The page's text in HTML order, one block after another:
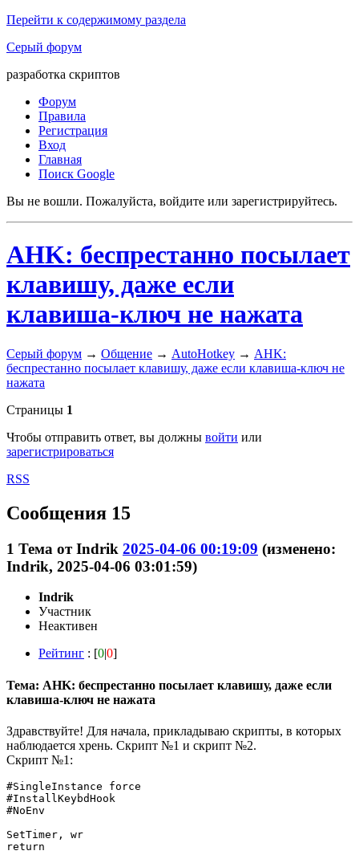
Перейти к содержимому раздела
Серый форум
разработка скриптов
Форум
Правила
Регистрация
Вход
Главная
Поиск Google
Вы не вошли. Пожалуйста, войдите или зарегистрируйтесь.
AHK: беспрестанно посылает
клавишу, даже если
клавиша-ключ не нажата
Серый форум → Общение → AutoHotkey → AHK:
беспрестанно посылает клавишу, даже если клавиша-ключ не
нажата
Страницы 1
Чтобы отправить ответ, вы должны войти или
зарегистрироваться
RSS
Сообщения 15
1 Тема отIndrik 2025-04-06 00:19:09 (изменено:
Indrik, 2025-04-06 03:01:59)
Indrik
Участник
Неактивен
Рейтинг : [0|0]
Тема: AHK: беспрестанно посылает клавишу, даже если
клавиша-ключ не нажата
Здравствуйте! Для начала, прикладываю скрипты, в которых
наблюдается хрень. Скрипт №1 и скрипт №2.
Скрипт №1:
#SingleInstance force
#InstallKeybdHook
#NoEnv
SetTimer, wr
return